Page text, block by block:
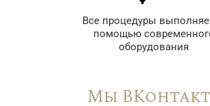
Все процедуры
помощью
оборудования
Мы